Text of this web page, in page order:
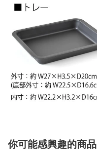
你可能感興趣的商品